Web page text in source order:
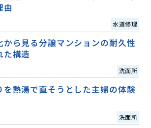
由
水道修理
から見る分譲マンションの耐久性
た構造
洗面所
を熱湯で直そうとした主婦の体験
洗面所